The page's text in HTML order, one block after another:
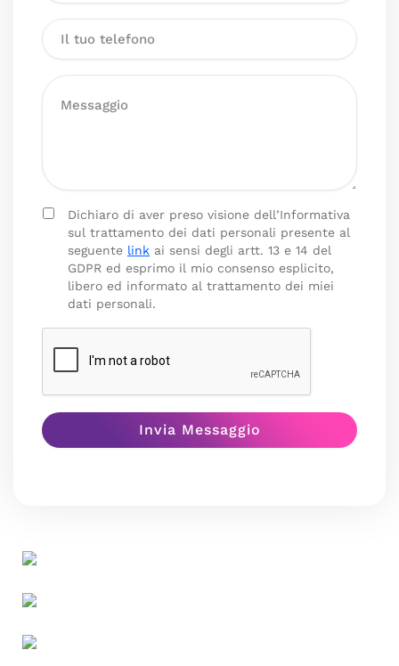
Dichiaro di aver preso visione dell’Informativa
sul trattamento dei dati personali presente al
seguente link ai sensi degli artt. 13 e 14 del
GDPR ed esprimo il mio consenso esplicito,
libero ed informato al trattamento dei miei
dati personali.